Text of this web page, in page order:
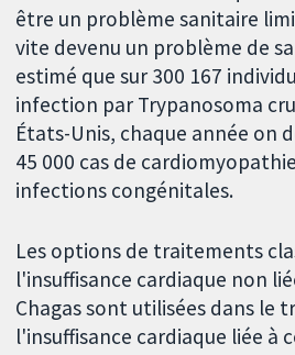
être un problème sanitaire
vite devenu un problème de
estimé que sur 300 167
infection par Trypanosoma
États-Unis, chaque année on
45 000 cas de
infections congénitales.
Les options de traitements
l'insuffisance cardiaque non
Chagas sont utilisées dans le
l'insuffisance cardiaque liée à